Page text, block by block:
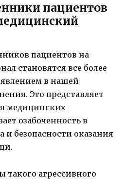
пациентов
пациентов на
становятся все более
в нашей
Это представляет
медицинских
озабоченность в
и безопасности оказания
агрессивного